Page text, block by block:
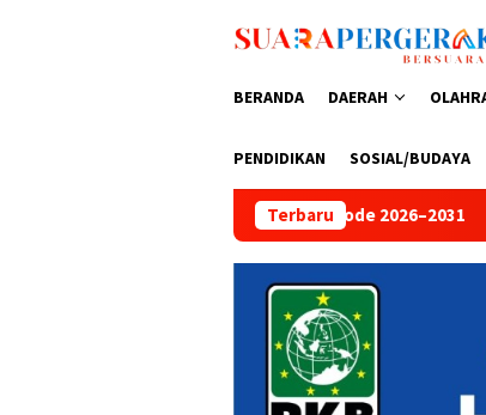
BERANDA DAERAH
PENDIDIKAN SOSIAL/BUDAYA
Terbaru
Peringati HUT Bhayangkara